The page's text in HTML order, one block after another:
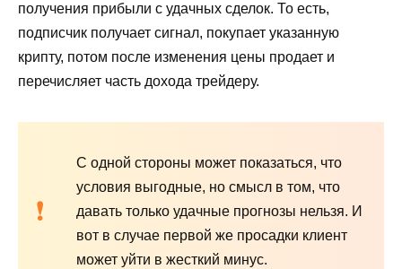
получения прибыли с удачных сделок. То есть,
подписчик получает сигнал, покупает указанную
крипту, потом после изменения цены продает и
перечисляет часть дохода трейдеру.
С одной стороны может показаться, что
условия выгодные, но смысл в том, что
давать только удачные прогнозы нельзя. И
вот в случае первой же просадки клиент
может уйти в жесткий минус.